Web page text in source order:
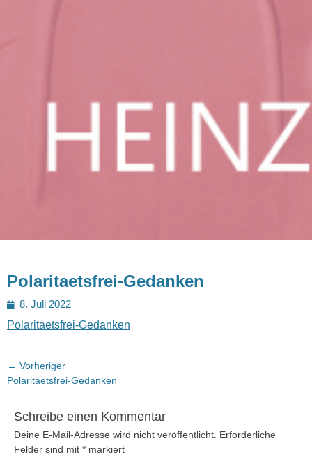
Polaritaetsfrei-Gedanken
Posted
on
8. Juli 2022
Polaritaetsfrei-Gedanken
Beitragsnavigation
← Vorheriger
Vorheriger
Polaritaetsfrei-Gedanken
Schreibe einen Kommentar
Deine E-Mail-Adresse wird nicht veröffentlicht. Erforderliche
Felder sind mit * markiert